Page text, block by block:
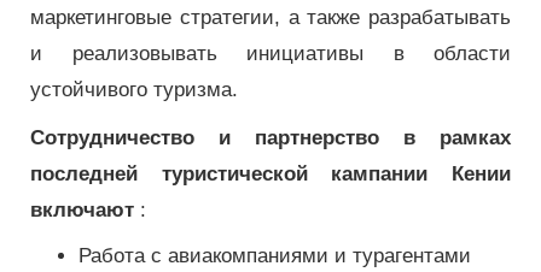
маркетинговые стратегии, а также разрабатывать
и реализовывать инициативы в области
устойчивого туризма.
Сотрудничество и партнерство в рамках
последней туристической кампании Кении
включают :
Работа с авиакомпаниями и турагентами